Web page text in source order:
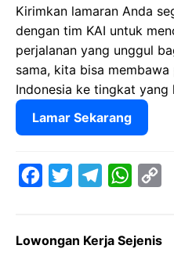
Kirimkan lamaran Anda
dengan tim KAI untuk
perjalanan yang unggul
sama, kita bisa
Indonesia ke tingkat yang
Lamar Sekarang
e
t
e
W
t
y
Lowongan Kerja Sejenis